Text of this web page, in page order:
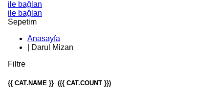
ile bağlan
ile bağlan
Sepetim
Anasayfa
Darul Mizan
Filtre
{{ CAT.NAME }} ({{ CAT.COUNT }})